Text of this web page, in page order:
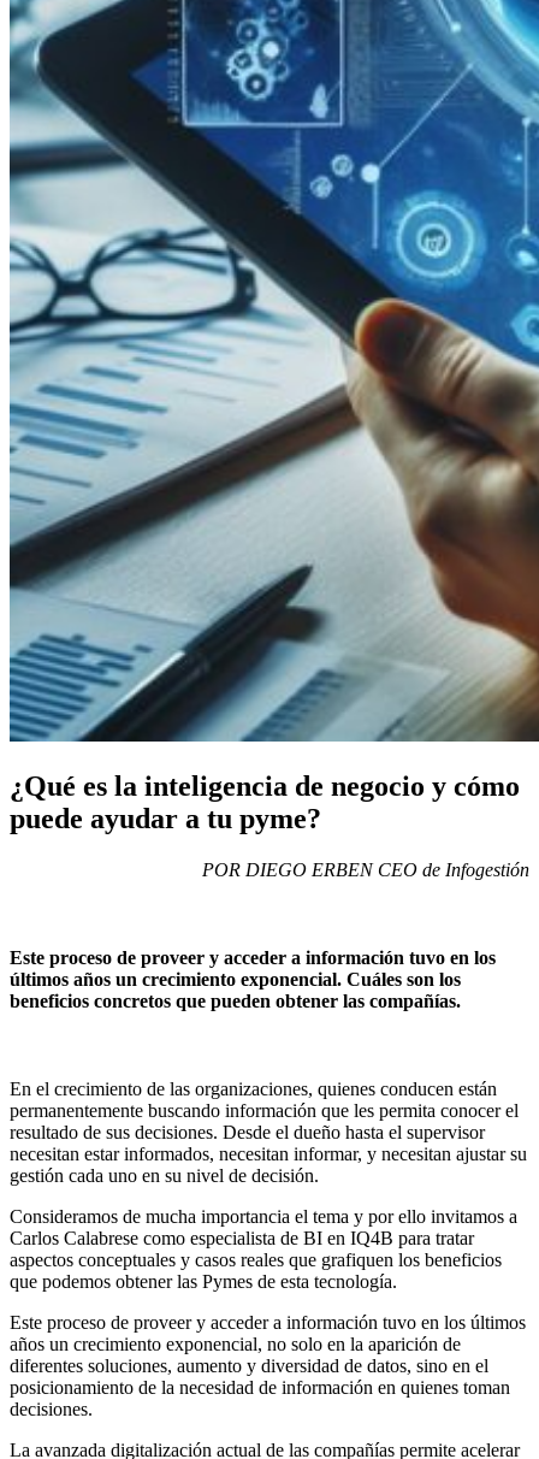
¿Qué es la inteligencia de negocio y cómo
puede ayudar a tu pyme?
POR DIEGO ERBEN CEO de Infogestión
Este proceso de proveer y acceder a información tuvo en los
últimos años un crecimiento exponencial. Cuáles son los
beneficios concretos que pueden obtener las compañías.
En el crecimiento de las organizaciones, quienes conducen están
permanentemente buscando información que les permita conocer el
resultado de sus decisiones. Desde el dueño hasta el supervisor
necesitan estar informados, necesitan informar, y necesitan ajustar su
gestión cada uno en su nivel de decisión.
Consideramos de mucha importancia el tema y por ello invitamos a
Carlos Calabrese como especialista de BI en IQ4B para tratar
aspectos conceptuales y casos reales que grafiquen los beneficios
que podemos obtener las Pymes de esta tecnología.
Este proceso de proveer y acceder a información tuvo en los últimos
años un crecimiento exponencial, no solo en la aparición de
diferentes soluciones, aumento y diversidad de datos, sino en el
posicionamiento de la necesidad de información en quienes toman
decisiones.
La avanzada digitalización actual de las compañías permite acelerar